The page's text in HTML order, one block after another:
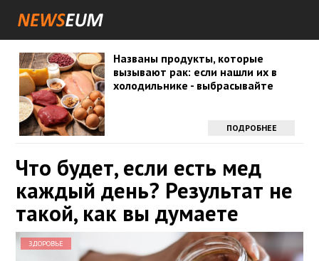
Названы продукты, которые
вызывают рак: если нашли их в
холодильнике - выбрасывайте
ПОДРОБНЕЕ
Что будет, если есть мед
каждый день? Результат не
такой, как вы думаете
ЗДОРОВЬЕ